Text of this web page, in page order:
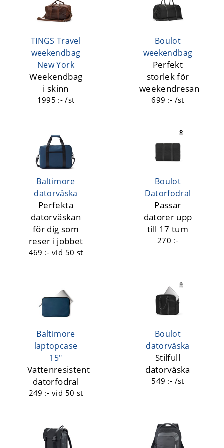
TINGS Travel
weekendbag
New York
Weekendbag
i skinn
1995 :- /st
Boulot
weekendbag
Perfekt
storlek för
weekendresan
699 :- /st
Baltimore
datorväska
Perfekta
datorväskan
för dig som
reser i jobbet
469 :-vid 50 st
Boulot
Datorfodral
Passar
datorer upp
till 17 tum
270 :-
Baltimore
laptopcase
15"
Vattenresistent
datorfodral
249 :-vid 50 st
Boulot
datorväska
Stilfull
datorväska
549 :- /st